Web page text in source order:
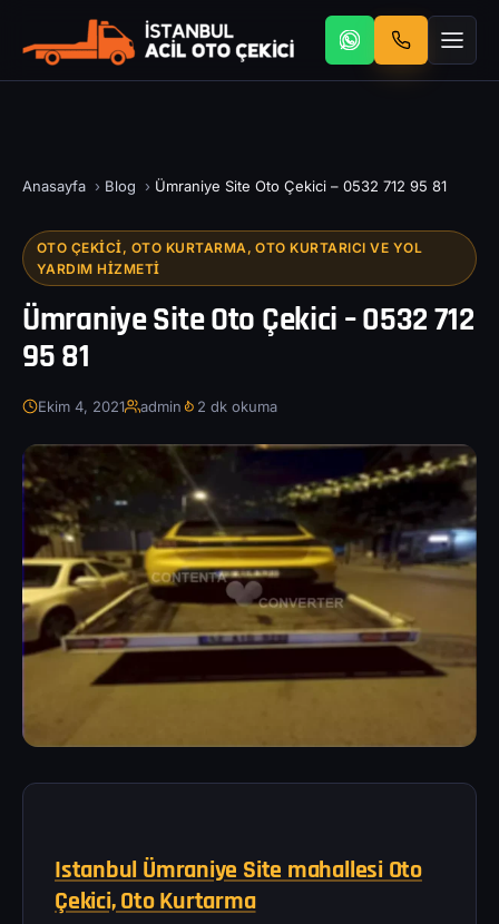
Anasayfa › Blog › Ümraniye Site Oto Çekici – 0532 712 95 81
OTO ÇEKICI, OTO KURTARMA, OTO KURTARICI VE YOL
YARDIM HIZMETI
Ümraniye Site Oto Çekici – 0532 712
95 81
Ekim 4, 2021 admin 2 dk okuma
Istanbul Ümraniye Site mahallesi Oto
Çekici, Oto Kurtarma